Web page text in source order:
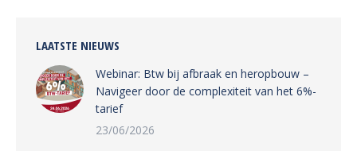
LAATSTE NIEUWS
Webinar: Btw bij afbraak en heropbouw –
Navigeer door de complexiteit van het 6%-
tarief
23/06/2026